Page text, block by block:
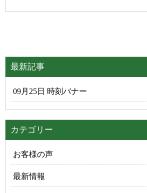
最新記事
09月25日 時刻バナー
カテゴリー
お客様の声
最新情報